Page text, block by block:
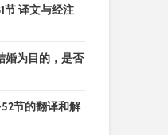
节 译文与经注
婚为目的，是否
节的翻译和解